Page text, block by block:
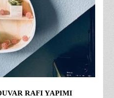
RAFI YAPIMI